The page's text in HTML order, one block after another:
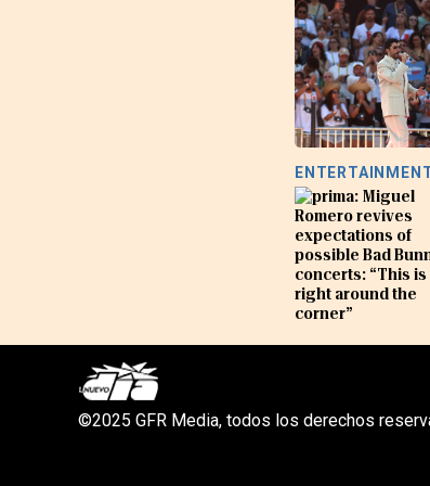
Miguel
Romero revives
expectations of
possible Bad
concerts: “This is
right around the
corner”
©2025 GFR Media, todos los derechos